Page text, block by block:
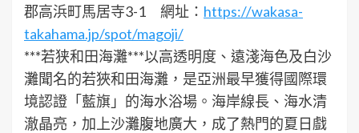
郡高浜町馬居寺3-1 網址： https://wakasa-
takahama.jp/spot/magoji/
***若狭和田海灘***以高透明度、遠淺海色及白沙
灘聞名的若狹和田海灘，是亞洲最早獲得國際環
境認證「藍旗」的海水浴場。海岸線長、海水清
澈晶亮，加上沙灘腹地廣大，成了熱門的夏日戲